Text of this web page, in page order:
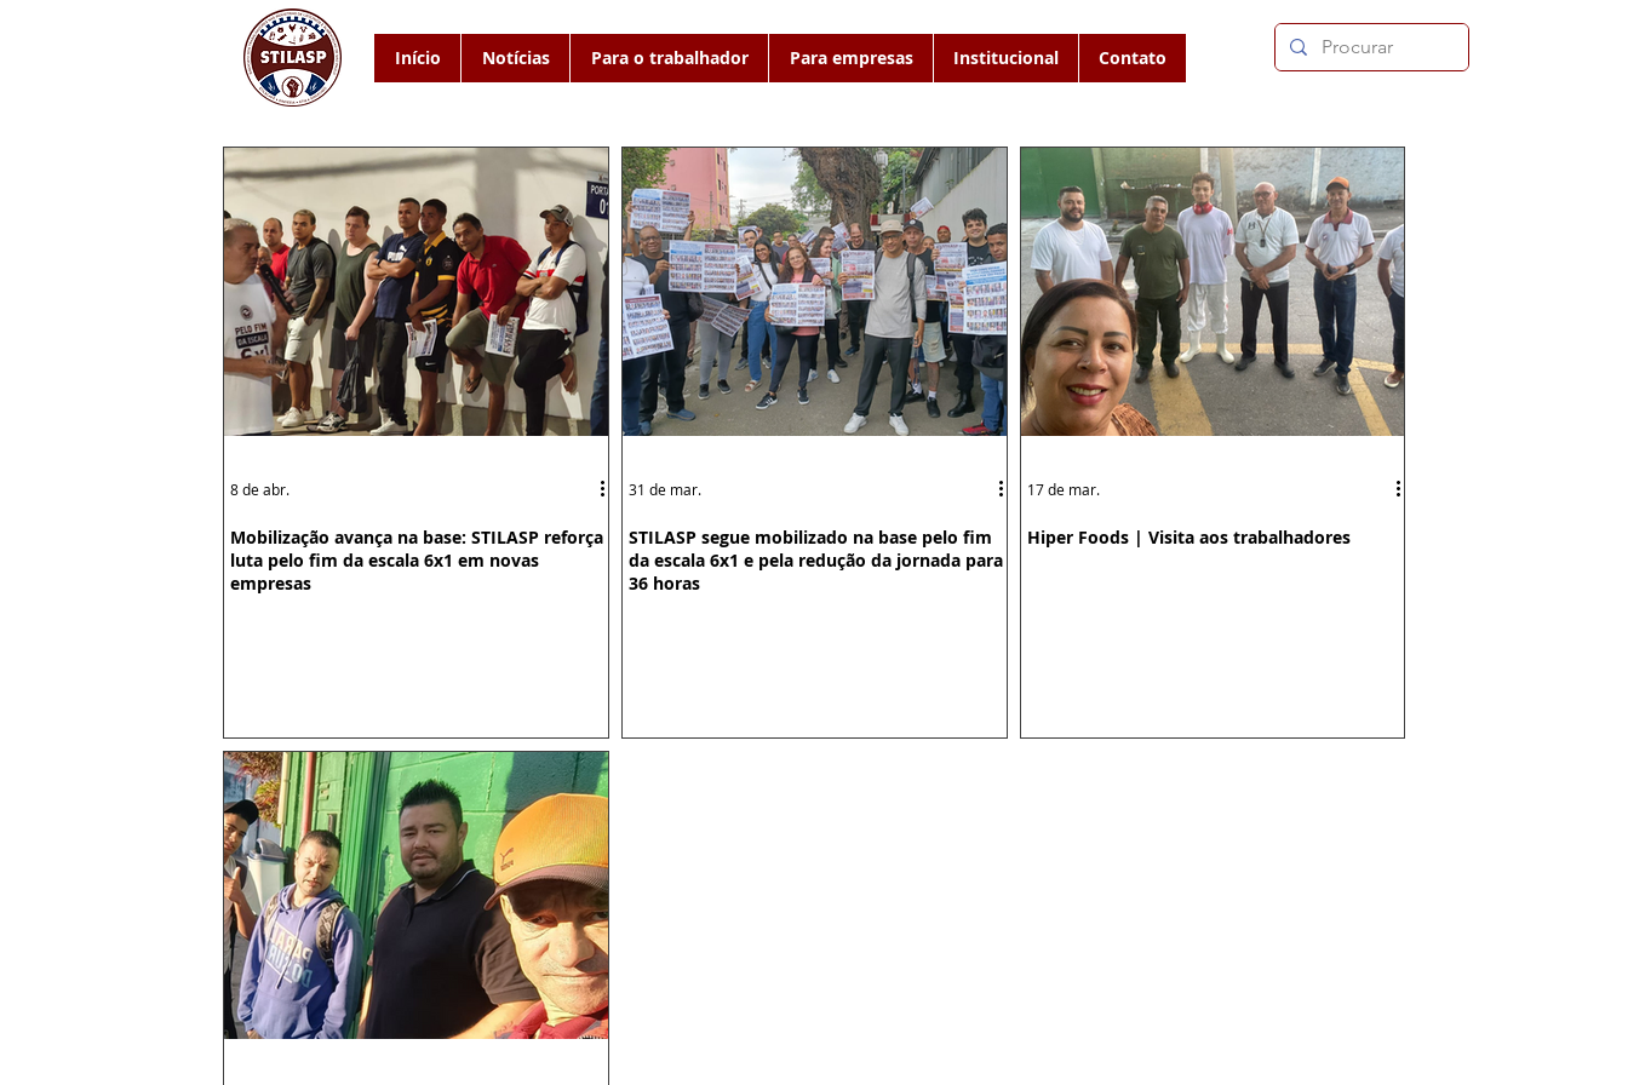
Início Notícias Para o trabalhador Para empresas Institucional Contato
Mobilização avança na base: STILASP reforça
luta pelo fim da escala 6x1 em novas
empresas
8 de abr.
STILASP segue mobilizado na base pelo fim
da escala 6x1 e pela redução da jornada para
36 horas
31 de mar.
Hiper Foods | Visita aos trabalhadores
17 de mar.